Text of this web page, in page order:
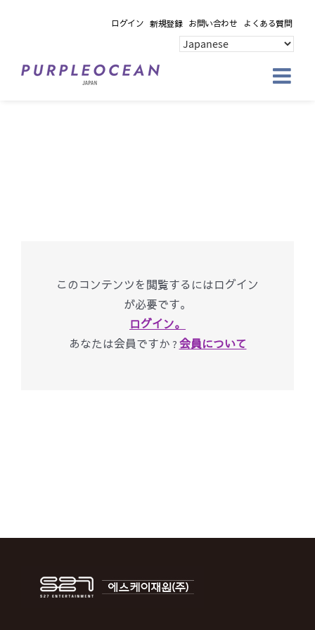
ログイン 新規登録 お問い合わせ よくある質問
このコンテンツを閲覧するにはログイン
が必要です。
ログイン。
あなたは会員ですか ? 会員について